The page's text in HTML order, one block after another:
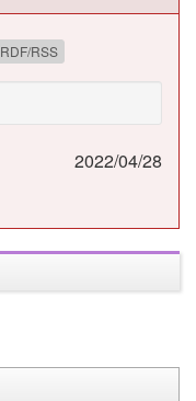
RDF/RSS
2022/04/28